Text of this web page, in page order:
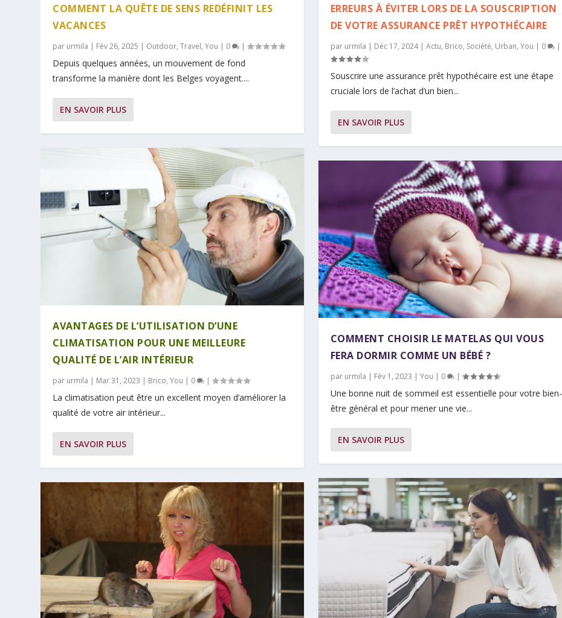
COMMENT LA QUÊTE DE SENS REDÉFINIT LES
VACANCES
par urmila | Fév 26, 2025 | Outdoor,Travel,You | 0 |
Depuis quelques années, un mouvement de fond
transforme la manière dont les Belges voyagent....
EN SAVOIR PLUS
AVANTAGES DE L’UTILISATION D’UNE
CLIMATISATION POUR UNE MEILLEURE
QUALITÉ DE L’AIR INTÉRIEUR
par urmila | Mar 31, 2023 | Brico,You | 0 |
La climatisation peut être un excellent moyen d’améliorer la
qualité de votre air intérieur...
EN SAVOIR PLUS
ERREURS À ÉVITER LORS DE LA SOUSCRIPTION
DE VOTRE ASSURANCE PRÊT HYPOTHÉCAIRE
par urmila | Déc 17, 2024| Actu, Brico, Société, Urban, You | 0 |
Souscrire une assurance prêt hypothécaire est une étape
cruciale lors de l’achat d’un bien...
EN SAVOIR PLUS
COMMENT CHOISIR LE MATELAS QUI VOUS
FERA DORMIR COMME UN BÉBÉ ?
par urmila | Fév 1, 2023 | You | 0 |
Une bonne nuit de sommeil est essentielle pour votre bien-
être général et pour mener une vie...
EN SAVOIR PLUS